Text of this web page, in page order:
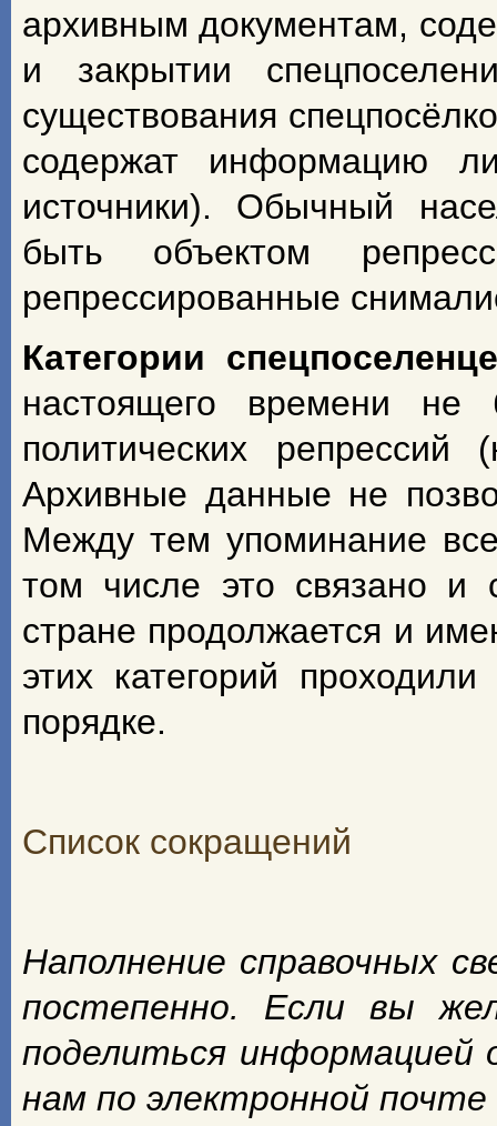
архивным документам,
и закрытии
существования
содержат информацию
источники). Обычный
быть объектом
репрессированные
Категории
настоящего времени не
политических
Архивные данные не
Между тем упоминание
том числе это связано и
стране продолжается и
этих категорий
порядке.
Список сокращений
Наполнение справочных
постепенно. Если вы
поделиться информацией
нам по электронной почте